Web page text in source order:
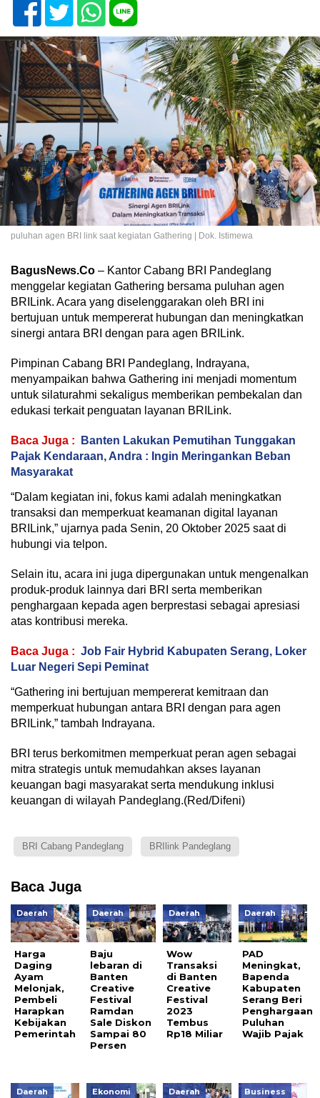
puluhan agen BRI link saat kegiatan Gathering | Dok. Istimewa
BagusNews.Co – Kantor Cabang BRI Pandeglang
menggelar kegiatan Gathering bersama puluhan agen
BRILink. Acara yang diselenggarakan oleh BRI ini
bertujuan untuk mempererat hubungan dan meningkatkan
sinergi antara BRI dengan para agen BRILink.
Pimpinan Cabang BRI Pandeglang, Indrayana,
menyampaikan bahwa Gathering ini menjadi momentum
untuk silaturahmi sekaligus memberikan pembekalan dan
edukasi terkait penguatan layanan BRILink.
Baca Juga :
Banten Lakukan Pemutihan Tunggakan
Pajak Kendaraan, Andra : Ingin Meringankan Beban
Masyarakat
“Dalam kegiatan ini, fokus kami adalah meningkatkan
transaksi dan memperkuat keamanan digital layanan
BRILink,” ujarnya pada Senin, 20 Oktober 2025 saat di
hubungi via telpon.
Selain itu, acara ini juga dipergunakan untuk mengenalkan
produk-produk lainnya dari BRI serta memberikan
penghargaan kepada agen berprestasi sebagai apresiasi
atas kontribusi mereka.
Baca Juga : Job Fair Hybrid Kabupaten Serang, Loker
Luar Negeri Sepi Peminat
“Gathering ini bertujuan mempererat kemitraan dan
memperkuat hubungan antara BRI dengan para agen
BRILink,” tambah Indrayana.
BRI terus berkomitmen memperkuat peran agen sebagai
mitra strategis untuk memudahkan akses layanan
keuangan bagi masyarakat serta mendukung inklusi
keuangan di wilayah Pandeglang.(Red/Difeni)
BRI Cabang Pandeglang BRIlink Pandeglang
Baca Juga
Daerah
Harga
Daging
Ayam
Melonjak,
Pembeli
Harapkan
Kebijakan
Pemerintah
Daerah
Baju
lebaran di
Banten
Creative
Festival
Ramdan
Sale Diskon
Sampai 80
Persen
Daerah
Wow
Transaksi
di Banten
Creative
Festival
2023
Tembus
Rp18 Miliar
Daerah
PAD
Meningkat,
Bapenda
Kabupaten
Serang Beri
Penghargaan
Puluhan
Wajib Pajak
Daerah Ekonomi Daerah Business